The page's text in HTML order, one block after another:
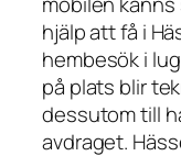
hjälp att få i
hembesök i
på plats blir
dessutom till
avdraget.